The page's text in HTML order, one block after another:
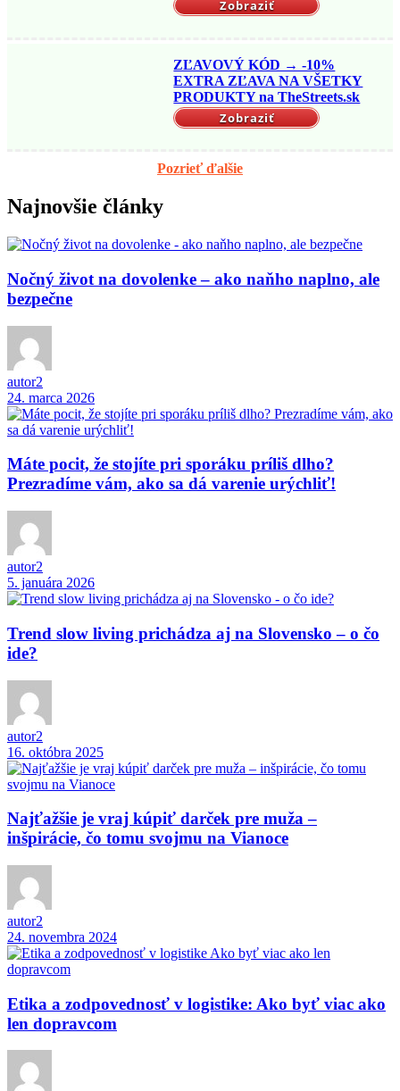
Zobraziť
ZĽAVOVÝ KÓD → -10%
EXTRA ZĽAVA NA VŠETKY
PRODUKTY na TheStreets.sk
Zobraziť
Pozrieť ďalšie
Najnovšie články
Nočný život na dovolenke – ako naňho naplno, ale
bezpečne
autor2
24. marca 2026
Máte pocit, že stojíte pri sporáku príliš dlho?
Prezradíme vám, ako sa dá varenie urýchliť!
autor2
5. januára 2026
Trend slow living prichádza aj na Slovensko – o čo
ide?
autor2
16. októbra 2025
Najťažšie je vraj kúpiť darček pre muža –
inšpirácie, čo tomu svojmu na Vianoce
autor2
24. novembra 2024
Etika a zodpovednosť v logistike: Ako byť viac ako
len dopravcom